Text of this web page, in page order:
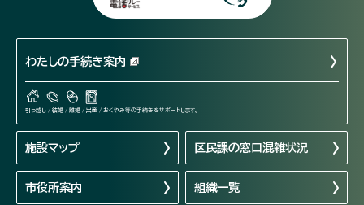
わたしの手続き案内
引っ越し / 結婚 / 離婚 / 出産 / おくやみ等の手続きをサポートします。
施設マップ 区民課の窓口混雑状況
市役所案内 組織一覧